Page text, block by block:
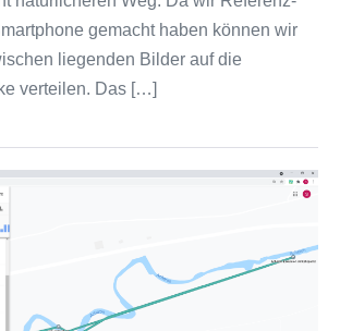
gemacht haben können wir
liegenden Bilder auf die
verteilen. Das […]